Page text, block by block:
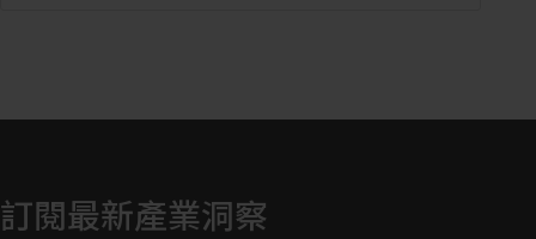
訂閱最新產業洞察